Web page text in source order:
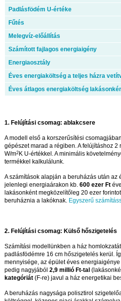
Padlásfödém U-értéke
Fűtés
Melegvíz-előállítás
Számított fajlagos energiaigény
Energiaosztály
Éves energiaköltség a teljes házra
Éves átlagos energiaköltség
1. Felújítási csomag: ablakcsere
A modell első a korszerűsítési
gépészet marad a régiben. A felújításhoz
W/m2 K U-értékkel. A minimális
termékkel kalkulálunk.
A számítások alapján a beruházás után az
jelenlegi energiaárakon kb. 600 ezer Ft
lakásonként megközelítőleg 20 ezer
beruháznia a lakóknak. Egyszerű
2. Felújítási csomag: Külső hőszigetelés
Számítási modellünkben a ház
padlásfödémre 16 cm hőszigetelés kerül.
mennyisége, az épület éves energiaigénye
pedig nagyjából 2,9 millió Ft-tal
kategóriát (F-re) javul a ház energetikai
A beruházás nagysága polisztirol